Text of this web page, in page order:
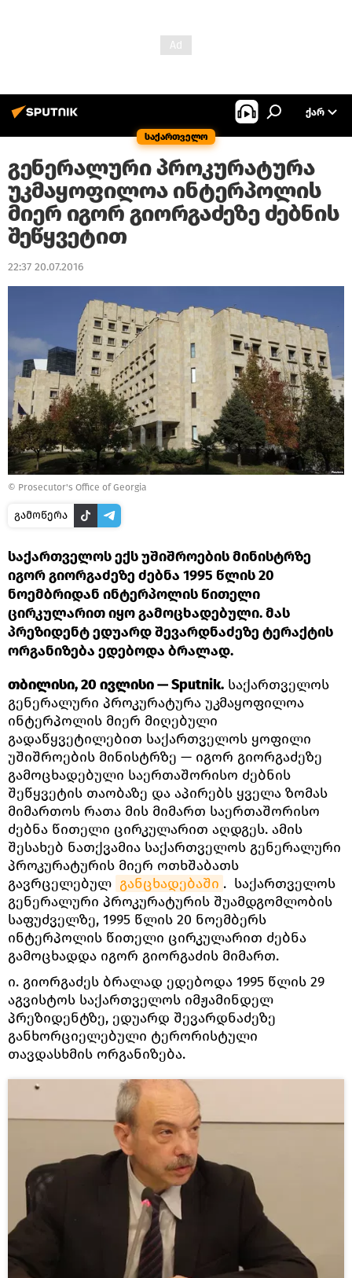
საქართველო
ᲥᲐᲠ
გენერალური პროკურატურა
უკმაყოფილოა ინტერპოლის
მიერ იგორ გიორგაძეზე ძებნის
შეწყვეტით
22:37 20.07.2016
© Prosecutor's Office of Georgia
გამოწერა
საქართველოს ექს უშიშროების მინისტრზე
იგორ გიორგაძეზე ძებნა 1995 წლის 20
ნოემბრიდან ინტერპოლის წითელი
ცირკულარით იყო გამოცხადებული. მას
პრეზიდენტ ედუარდ შევარდნაძეზე ტერაქტის
ორგანიზება ედებოდა ბრალად.
თბილისი, 20 ივლისი — Sputnik. საქართველოს
გენერალური პროკურატურა უკმაყოფილოა
ინტერპოლის მიერ მიღებული
გადაწყვეტილებით საქართველოს ყოფილი
უშიშროების მინისტრზე — იგორ გიორგაძეზე
გამოცხადებული საერთაშორისო ძებნის
შეწყვეტის თაობაზე და აპირებს ყველა ზომას
მიმართოს რათა მის მიმართ საერთაშორისო
ძებნა წითელი ცირკულარით აღდგეს. ამის
შესახებ ნათქვამია საქართველოს გენერალური
პროკურატურის მიერ ოთხშაბათს
გავრცელებულ განცხადებაში . საქართველოს
გენერალური პროკურატურის შუამდგომლობის
საფუძველზე, 1995 წლის 20 ნოემბერს
ინტერპოლის წითელი ცირკულარით ძებნა
გამოცხადდა იგორ გიორგაძის მიმართ.
ი. გიორგაძეს ბრალად ედებოდა 1995 წლის 29
აგვისტოს საქართველოს იმჟამინდელ
პრეზიდენტზე, ედუარდ შევარდნაძეზე
განხორციელებული ტერორისტული
თავდასხმის ორგანიზება.